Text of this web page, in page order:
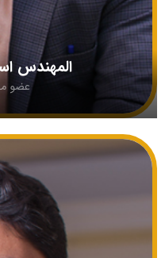
المهندس
عضو